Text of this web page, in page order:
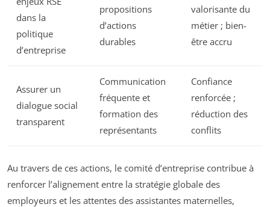
dans la
politique
d’entreprise
propositions
d’actions
durables
valorisante du
métier ; bien-
être accru
Assurer un
dialogue social
transparent
Communication
fréquente et
formation des
représentants
Confiance
renforcée ;
réduction des
conflits
Au travers de ces actions, le comité d’entreprise contribue à
renforcer l’alignement entre la stratégie globale des
employeurs et les attentes des assistantes maternelles,